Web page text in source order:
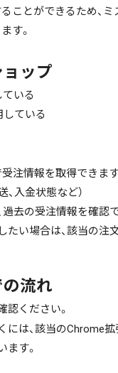
ことができるため、ミ
す。
ップ
ている
している
注情報を取得できます
、入金状態など）
過去の受注情報を確認
たい場合は、該当の注
流れ
認ください。
は、該当のChrome
ます。